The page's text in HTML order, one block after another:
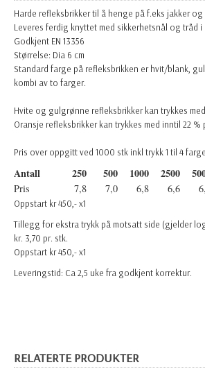
Harde refleksbrikker til å henge på f.eks jakker og
Leveres ferdig knyttet med sikkerhetsnål og tråd i
Godkjent EN 13356
Størrelse: Dia 6 cm
Standard farge på refleksbrikken er hvit/blank,
kombi av to farger.
Hvite og gulgrønne refleksbrikker kan trykkes
Oransje refleksbrikker kan trykkes med inntil 22 %
Pris over oppgitt ved 1000 stk inkl trykk 1 til 4
Antall 250 500 1000 2500
Pris 7,8 7,0 6,8 6,6
Oppstart kr 450,- x1
Tillegg for ekstra trykk på motsatt side (gjelder
kr. 3,70 pr. stk.
Oppstart kr 450,- x1
Leveringstid: Ca 2,5 uke fra godkjent korrektur.
RELATERTE PRODUKTER